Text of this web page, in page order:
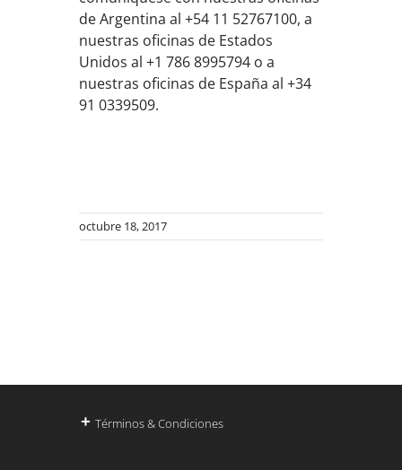
de Argentina al +54 11 52767100, a
nuestras oficinas de Estados
Unidos al +1 786 8995794 o a
nuestras oficinas de España al +34
91 0339509.
octubre 18, 2017
+ Términos & Condiciones